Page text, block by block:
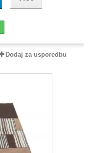
Dodaj za usporedbu